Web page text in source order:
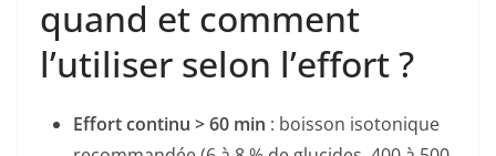
quand et comment
l’utiliser selon l’effort ?
Effort continu > 60 min : boisson isotonique